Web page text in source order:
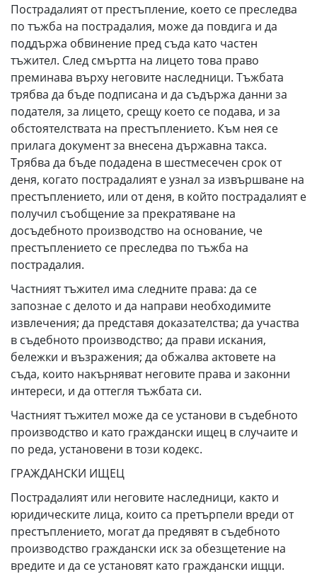
Пострадалият от престъпление, което се преследва
по тъжба на пострадалия, може да повдига и да
поддържа обвинение пред съда като частен
тъжител. След смъртта на лицето това право
преминава върху неговите наследници. Тъжбата
трябва да бъде подписана и да съдържа данни за
подателя, за лицето, срещу което се подава, и за
обстоятелствата на престъплението. Към нея се
прилага документ за внесена държавна такса.
Трябва да бъде подадена в шестмесечен срок от
деня, когато пострадалият е узнал за извършване на
престъплението, или от деня, в който пострадалият е
получил съобщение за прекратяване на
досъдебното производство на основание, че
престъплението се преследва по тъжба на
пострадалия.
Частният тъжител има следните права: да се
запознае с делото и да направи необходимите
извлечения; да представя доказателства; да участва
в съдебното производство; да прави искания,
бележки и възражения; да обжалва актовете на
съда, които накърняват неговите права и законни
интереси, и да оттегля тъжбата си.
Частният тъжител може да се установи в съдебното
производство и като граждански ищец в случаите и
по реда, установени в този кодекс.
ГРАЖДАНСКИ ИЩЕЦ
Пострадалият или неговите наследници, както и
юридическите лица, които са претърпели вреди от
престъплението, могат да предявят в съдебното
производство граждански иск за обезщетение на
вредите и да се установят като граждански ищци.